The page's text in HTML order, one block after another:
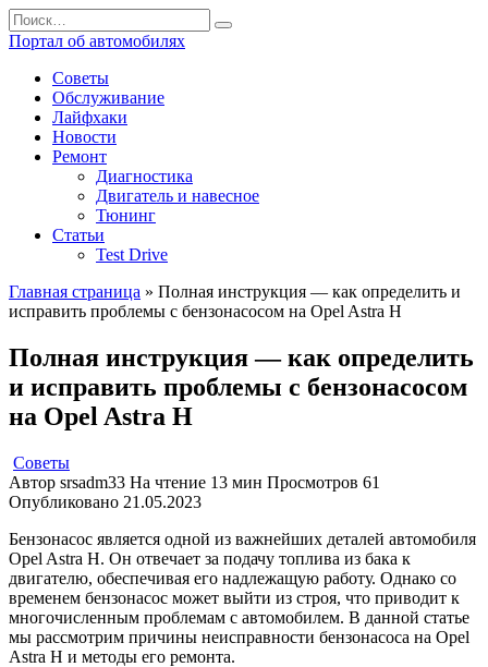
Перейти
к
содержанию
Search
for:
Портал об автомобилях
Советы
Обслуживание
Лайфхаки
Новости
Ремонт
Диагностика
Двигатель и навесное
Тюнинг
Статьи
Test Drive
Главная страница » Полная инструкция — как определить и
исправить проблемы с бензонасосом на Opel Astra H
Полная инструкция — как определить
и исправить проблемы с бензонасосом
на Opel Astra H
Советы
Автор srsadm33 На чтение 13 мин Просмотров 61
Опубликовано 21.05.2023
Бензонасос является одной из важнейших деталей автомобиля
Opel Astra H. Он отвечает за подачу топлива из бака к
двигателю, обеспечивая его надлежащую работу. Однако со
временем бензонасос может выйти из строя, что приводит к
многочисленным проблемам с автомобилем. В данной статье
мы рассмотрим причины неисправности бензонасоса на Opel
Astra H и методы его ремонта.